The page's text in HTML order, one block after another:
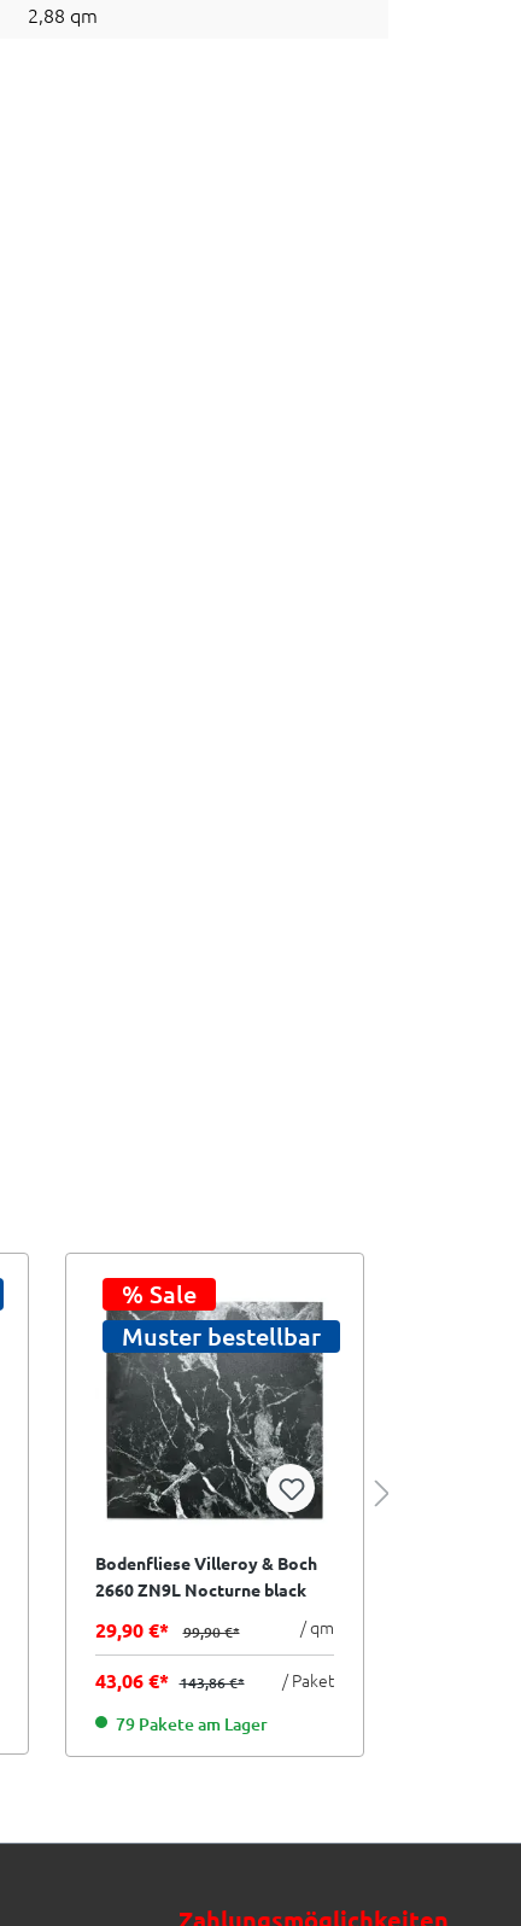
2,88 qm
% Sale
Muster bestellbar
Bodenfliese Villeroy & Boch
2660 ZN9L Nocturne black
29,90 €* 99,90 €* / qm
43,06 €* 143,86 €* / Paket
79 Pakete am Lager
Zahlungsmöglichkeiten